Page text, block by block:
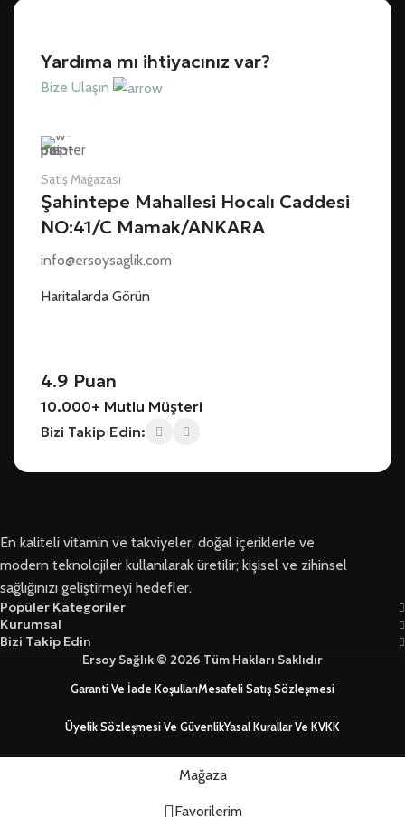
Yardıma mı ihtiyacınız var?
Bize Ulaşın
Satış Mağazası
Şahintepe Mahallesi Hocalı Caddesi
NO:41/C Mamak/ANKARA
info@ersoysaglik.com
Haritalarda Görün
4.9 Puan
10.000+ Mutlu Müşteri
Bizi Takip Edin:
En kaliteli vitamin ve takviyeler, doğal içeriklerle ve
modern teknolojiler kullanılarak üretilir; kişisel ve zihinsel
sağlığınızı geliştirmeyi hedefler.
Popüler Kategoriler
Kurumsal
Bizi Takip Edin
Ersoy Sağlık © 2026 Tüm Hakları Saklıdır
Garanti Ve İade KoşullarıMesafeli Satış Sözleşmesi
Üyelik Sözleşmesi Ve GüvenlikYasal Kurallar Ve KVKK
Mağaza
Favorilerim